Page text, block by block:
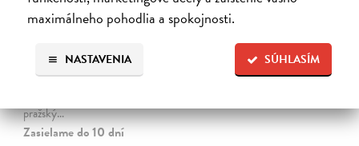
maximálneho pohodlia a spokojnosti.
SÚHLASÍM
NASTAVENIA
Pražské příběhy
Víte, kde byste na Pražském hradě našli Jezdecké schodiště, které
umožňovalo koním vstup do velkého sálu na rytířské turnaje? Víte,
pražský…
Zasielame do 10 dní